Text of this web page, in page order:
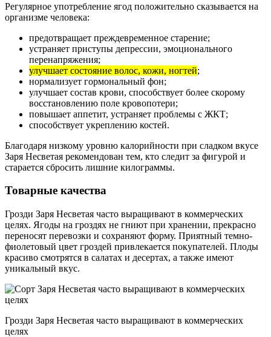
Регулярное употребление ягод положительно сказывается на
организме человека:
предотвращает преждевременное старение;
устраняет приступы депрессии, эмоционального
перенапряжения;
улучшает состояние волос, кожи, ногтей;
нормализует гормональный фон;
улучшает состав крови, способствует более скорому
восстановлению поле кровопотери;
повышает аппетит, устраняет проблемы с ЖКТ;
способствует укреплению костей.
Благодаря низкому уровню калорийности при сладком вкусе
Заря Несветая рекомендован тем, кто следит за фигурой и
старается сбросить лишние килограммы.
Товарные качества
Грозди Заря Несветая часто выращивают в коммерческих
целях. Ягоды на гроздях не гниют при хранении, прекрасно
переносят перевозки и сохраняют форму. Приятный темно-
фиолетовый цвет гроздей привлекается покупателей. Плоды
красиво смотрятся в салатах и десертах, а также имеют
уникальный вкус.
Грозди Заря Несветая часто выращивают в коммерческих
целях